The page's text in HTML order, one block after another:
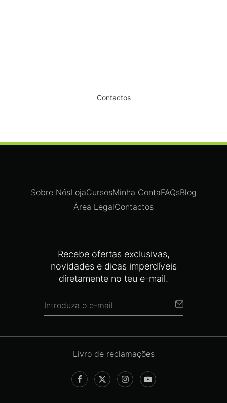
Contactos
Recebe ofertas exclusivas,
novidades e dicas imperdíveis
diretamente no teu e-mail.
Sobre NósLojaCursosMinha ContaFAQsBlog
Área LegalContactos
Livro de reclamações